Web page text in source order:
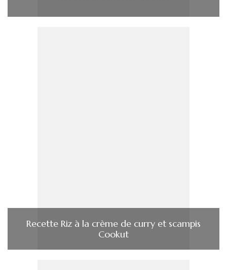
Recette Riz à la crème de curry et scampis
Cookut